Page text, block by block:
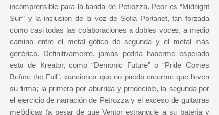
incomprensible para la banda de Petrozza. Peor es “Midnight
Sun” y la inclusión de la voz de Sofia Portanet, tan forzada
como casi todas las colaboraciones a dobles voces, a medio
camino entre el metal gótico de segunda y el metal más
genérico. Definitivamente, jamás podría haberme esperado
esto de Kreator, como “Demonic Future” o “Pride Comes
Before the Fall”, canciones que no puedo creerme que lleven
su firma; la primera por aburrida y predecible, la segunda por
el ejercicio de narración de Petrozza y el exceso de guitarras
melódicas (a pesar de que Ventor estrangule a su batería y